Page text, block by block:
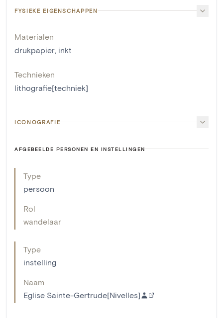
FYSIEKE EIGENSCHAPPEN
Materialen
drukpapier inkt
Technieken
lithografie[techniek]
ICONOGRAFIE
AFGEBEELDE PERSONEN EN INSTELLINGEN
Type
persoon
Rol
wandelaar
Type
instelling
Naam
Eglise Sainte-Gertrude[Nivelles]